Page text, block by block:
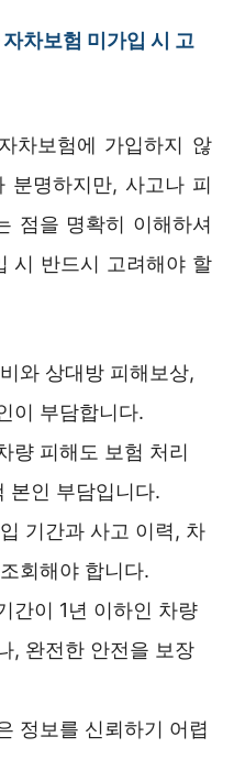
차보험 미가입 시 고
차보험에 가입하지 않
분명하지만, 사고나 피
점을 명확히 이해하셔
시 반드시 고려해야 할
와 상대방 피해보상,
이 부담합니다.
량 피해도 보험 처리
본인 부담입니다.
기간과 사고 이력, 차
회해야 합니다.
간이 1년 이하인 차량
, 완전한 안전을 보장
정보를 신뢰하기 어렵